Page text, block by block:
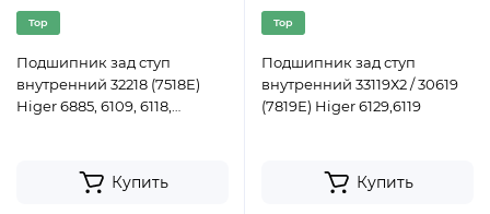
Top
Подшипник зад ступ
внутренний 32218 (7518Е)
Higer 6885, 6109, 6118,
Купить
Top
Подшипник зад ступ
внутренний 33119Х2 / 30619
(7819Е) Higer 6129,6119
Купить